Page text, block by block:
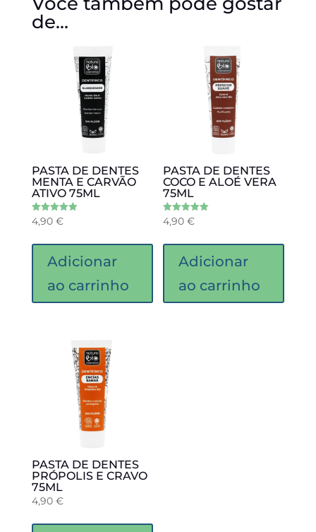
de…
PASTA DE DENTES
MENTA E CARVÃO
ATIVO 75ML
Avaliação
5.00
4,90 €
Adicionar
ao carrinho
PASTA DE DENTES
COCO E ALOÉ VERA
75ML
Avaliação
5.00
4,90€
Adicionar
ao carrinho
PASTA DE DENTES
PRÓPOLIS E CRAVO
75ML
4,90 €